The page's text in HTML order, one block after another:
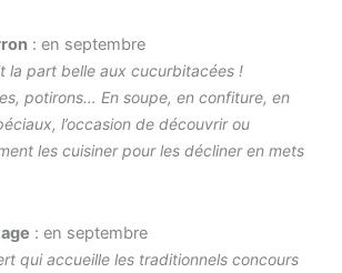
: en septembre
la part belle aux cucurbitacées !
potirons… En soupe, en confiture, en
l’occasion de découvrir ou
les cuisiner pour les décliner en mets
: en septembre
qui accueille les traditionnels concours